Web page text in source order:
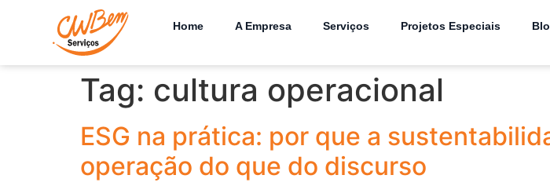
Home A Empresa Serviços Projetos Especiais
Tag: cultura operacional
ESG na prática: por que a
operação do que do discurso